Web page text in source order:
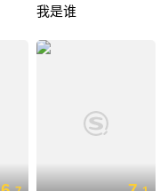
我是谁